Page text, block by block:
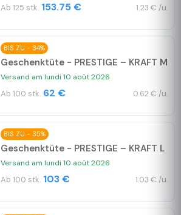
Ab 125 stk. 153.75 € 1.23 € /u.
BIS ZU - 34%
Geschenktüte - PRESTIGE – KRAFT M
Versand am lundi 10 août 2026
Ab 100 stk. 62 € 0.62 € /u.
BIS ZU - 35%
Geschenktüte - PRESTIGE – KRAFT L
Versand am lundi 10 août 2026
Ab 100 stk. 103 € 1.03 € /u.